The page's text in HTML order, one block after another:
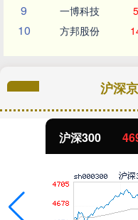
9 一博科技
10 方邦股份
沪深
北证50